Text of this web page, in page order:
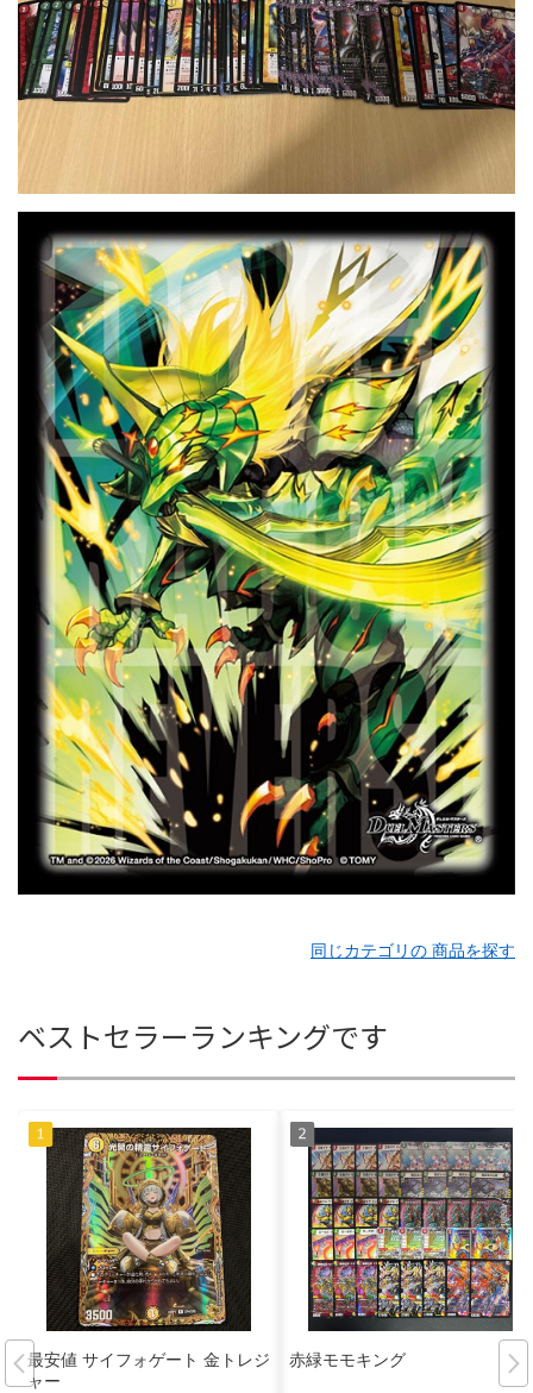
同じカテゴリの 商品を探す
ベストセラーランキングです
最安値 サイフォゲート 金トレジ
ャー
赤緑モモキング